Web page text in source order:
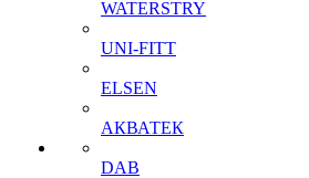
WATERSTRY
UNI-FITT
ELSEN
АКВАТЕК
DAB